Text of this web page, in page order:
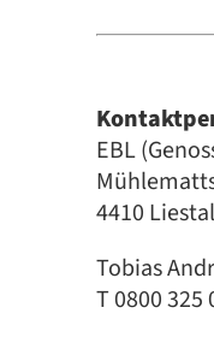
EBL
4410 Liestal
Tobias
T 0800 325